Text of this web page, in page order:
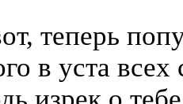
теперь
в уста